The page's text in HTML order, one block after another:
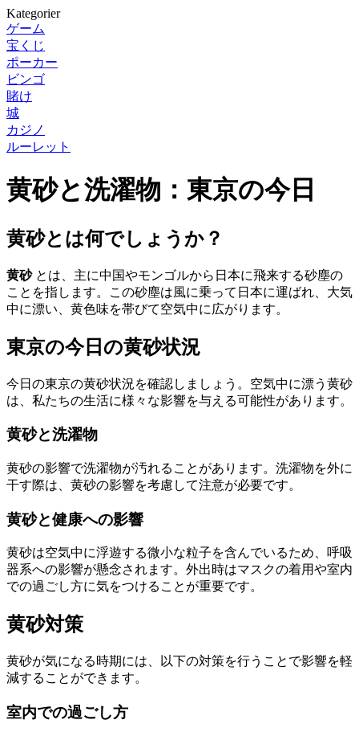
Kategorier
ゲーム
宝くじ
ポーカー
ビンゴ
賭け
城
カジノ
ルーレット
黄砂と洗濯物：東京の今日
黄砂とは何でしょうか？
黄砂とは、主に中国やモンゴルから日本に飛来する砂塵の
ことを指します。この砂塵は風に乗って日本に運ばれ、大気
中に漂い、黄色味を帯びて空気中に広がります。
東京の今日の黄砂状況
今日の東京の黄砂状況を確認しましょう。空気中に漂う黄砂
は、私たちの生活に様々な影響を与える可能性があります。
黄砂と洗濯物
黄砂の影響で洗濯物が汚れることがあります。洗濯物を外に
干す際は、黄砂の影響を考慮して注意が必要です。
黄砂と健康への影響
黄砂は空気中に浮遊する微小な粒子を含んでいるため、呼吸
器系への影響が懸念されます。外出時はマスクの着用や室内
での過ごし方に気をつけることが重要です。
黄砂対策
黄砂が気になる時期には、以下の対策を行うことで影響を軽
減することができます。
室内での過ごし方